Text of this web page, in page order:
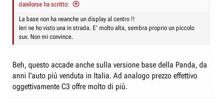
danilorse ha scritto:
La base non ha neanche un display al centro !!
Ieri ne ho visto una in strada. E' molto alta, sembra proprio un piccolo
suv. Non mi convince.
Beh, questo accade anche sulla versione base della Panda, da
anni l'auto più venduta in Italia. Ad analogo prezzo effettivo
oggettivamente C3 offre molto di più.